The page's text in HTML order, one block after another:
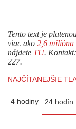
Tento text je
viac ako 2,6 milióna
nájdete TU. Kontakt:
227.
NAJČÍTANEJŠIE
4 hodiny 24 hodín